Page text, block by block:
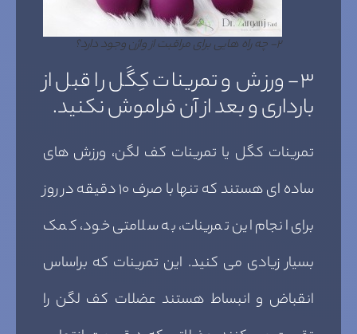
۲- چه راه هایی برای مراقبت از واژن وجود دارد؟
۳- ورزش و تمرینات کِگَل را قبل از
بارداری و بعد از آن فراموش نکنید.
تمرینات کگل یا تمرینات کف لگن، ورزش های
ساده ای هستند که تنها با صرف ۱۰ دقیقه در روز
برای انجام این تمرینات، به سلامتی خود، کمک
بسیار زیادی می کنید. این تمرینات که براساس
انقباض و انبساط هستند عضلات کف لگن را